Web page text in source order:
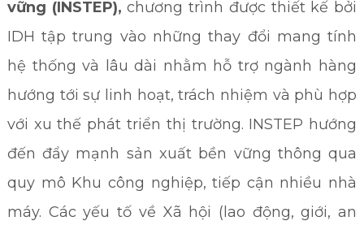
vững (INSTEP),chương trình được thiết kế bởi
IDH tập trung vào những thay đổi mang tính
hệ thống và lâu dài nhằm hỗ trợ ngành hàng
hướng tới sự linh hoạt, trách nhiệm và phù hợp
với xu thế phát triển thị trường. INSTEP hướng
đến đẩy mạnh sản xuất bền vững thông qua
quy mô Khu công nghiệp, tiếp cận nhiều nhà
máy. Các yếu tố về Xã hội (lao động, giới, an